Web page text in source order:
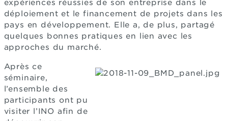
expériences réussies de son entreprise dans le
déploiement et le financement de projets dans les
pays en développement. Elle a, de plus, partagé
quelques bonnes pratiques en lien avec les
approches du marché.
Après ce
séminaire,
l’ensemble des
participants ont pu
visiter l’INO afin de